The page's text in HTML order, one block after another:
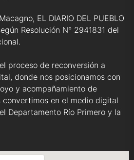
EL DIARIO DEL PUEBLO
Resolución N° 2941831 del
proceso de reconversión a
donde nos posicionamos con
y acompañamiento de
convertimos en el medio digital
Departamento Río Primero y la